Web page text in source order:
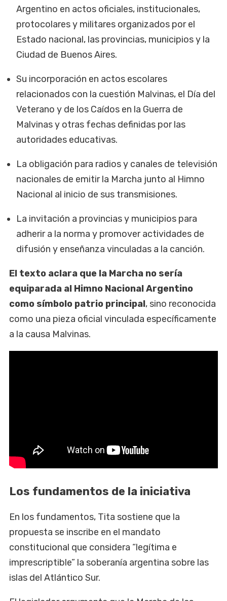
Argentino en actos oficiales, institucionales,
protocolares y militares organizados por el
Estado nacional, las provincias, municipios y la
Ciudad de Buenos Aires.
Su incorporación en actos escolares
relacionados con la cuestión Malvinas, el Día del
Veterano y de los Caídos en la Guerra de
Malvinas y otras fechas definidas por las
autoridades educativas.
La obligación para radios y canales de televisión
nacionales de emitir la Marcha junto al Himno
Nacional al inicio de sus transmisiones.
La invitación a provincias y municipios para
adherir a la norma y promover actividades de
difusión y enseñanza vinculadas a la canción.
El texto aclara que la Marcha no sería
equiparada al Himno Nacional Argentino
como símbolo patrio principal, sino reconocida
como una pieza oficial vinculada específicamente
a la causa Malvinas.
Los fundamentos de la iniciativa
En los fundamentos, Tita sostiene que la
propuesta se inscribe en el mandato
constitucional que considera “legítima e
imprescriptible” la soberanía argentina sobre las
islas del Atlántico Sur.